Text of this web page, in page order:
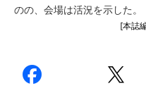
のの、会場は活況を示した。
[本誌